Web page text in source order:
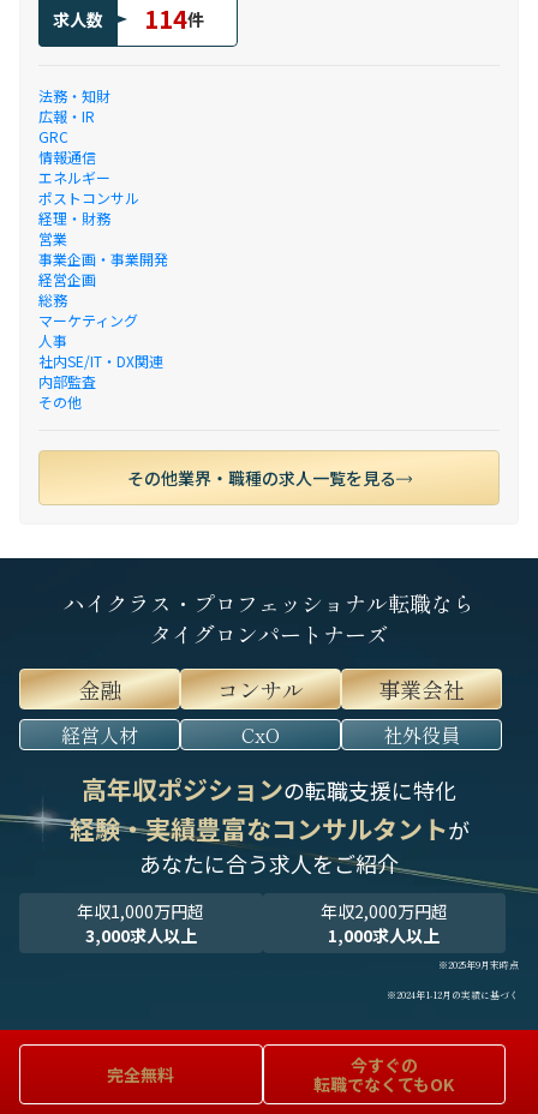
求人数 114件
法務・知財
広報・IR
GRC
情報通信
エネルギー
ポストコンサル
経理・財務
営業
事業企画・事業開発
経営企画
総務
マーケティング
人事
社内SE/IT・DX関連
内部監査
その他
その他業界・職種の求人一覧を見る
ハイクラス・プロフェッショナル転職なら
タイグロンパートナーズ
金融
コンサル 事業会社
経営人材 CxO 社外役員
高年収ポジションの転職支援に特化
経験・実績豊富なコンサルタントが
あなたに合う求人をご紹介
年収1,000万円超
3,000求人以上
年収2,000万円超
1,000求人以上
※2025年9月末時点
※2024年1-12月の実績に基づく
完全無料
今すぐの
転職でなくてもOK